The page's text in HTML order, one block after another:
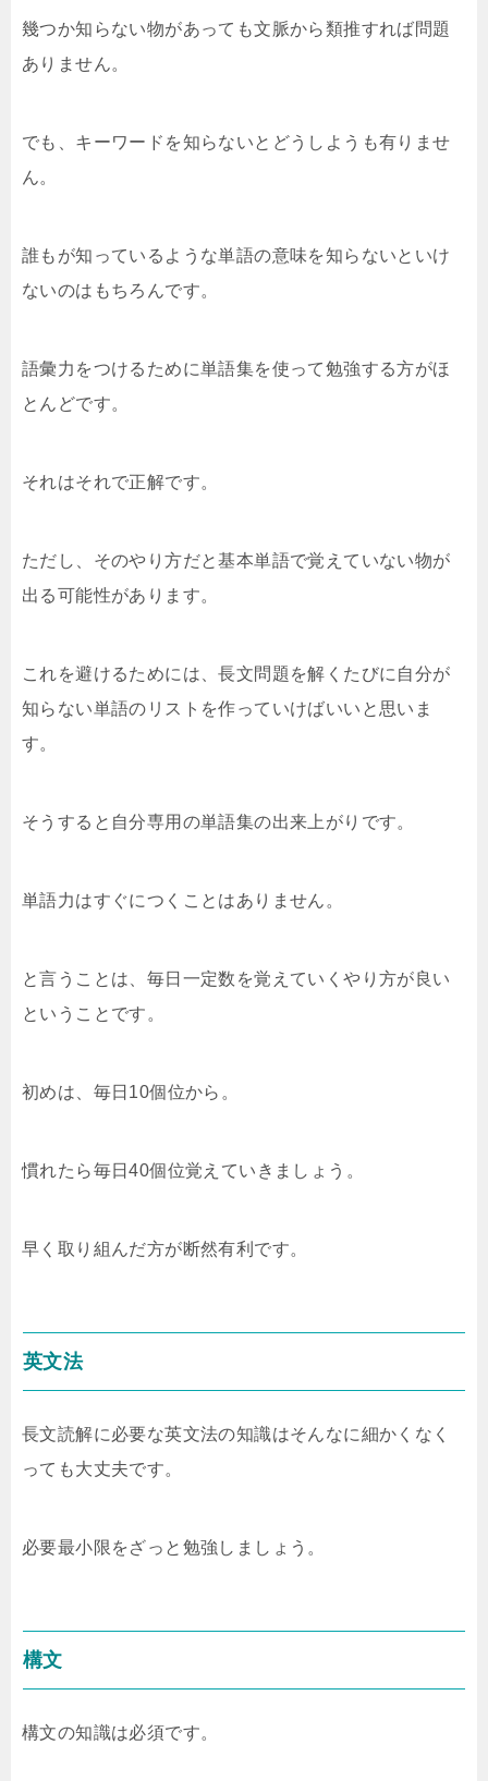
幾つか知らない物があっても文脈から類推すれば問題
ありません。
でも、キーワードを知らないとどうしようも有りませ
ん。
誰もが知っているような単語の意味を知らないといけ
ないのはもちろんです。
語彙力をつけるために単語集を使って勉強する方がほ
とんどです。
それはそれで正解です。
ただし、そのやり方だと基本単語で覚えていない物が
出る可能性があります。
これを避けるためには、長文問題を解くたびに自分が
知らない単語のリストを作っていけばいいと思いま
す。
そうすると自分専用の単語集の出来上がりです。
単語力はすぐにつくことはありません。
と言うことは、毎日一定数を覚えていくやり方が良い
ということです。
初めは、毎日10個位から。
慣れたら毎日40個位覚えていきましょう。
早く取り組んだ方が断然有利です。
英文法
長文読解に必要な英文法の知識はそんなに細かくなく
っても大丈夫です。
必要最小限をざっと勉強しましょう。
構文
構文の知識は必須です。